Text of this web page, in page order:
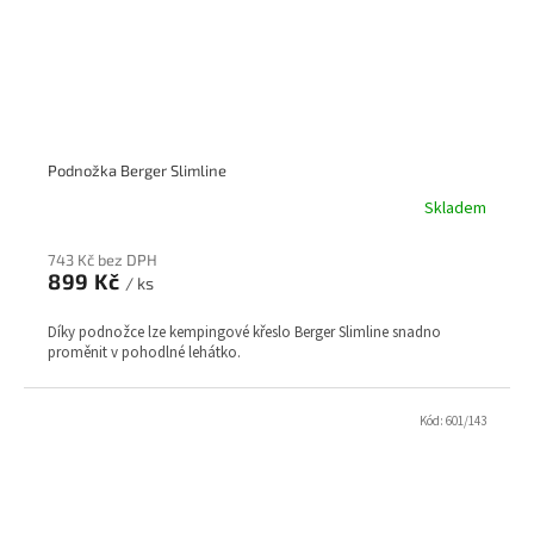
Podnožka Berger Slimline
Skladem
743 Kč bez DPH
899 Kč / ks
Díky podnožce lze kempingové křeslo Berger Slimline snadno
proměnit v pohodlné lehátko.
Kód: 601/143